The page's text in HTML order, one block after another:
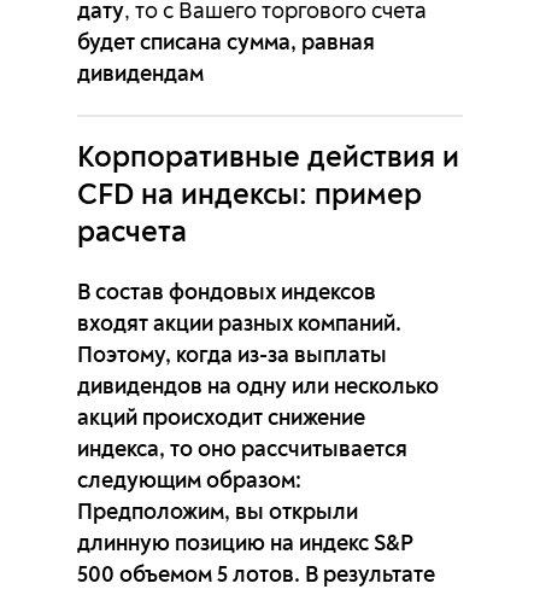
дату
будет списана сумма, равная
дивидендам
Корпоративные действия и
CFD на индексы: пример
расчета
В состав фондовых индексов
входят акции разных компаний.
Поэтому, когда из-за выплаты
дивидендов на одну или несколько
акций происходит снижение
индекса, то оно рассчитывается
Предположим, вы открыли
длинную позицию на индекс S&P
500 объемом 5 лотов